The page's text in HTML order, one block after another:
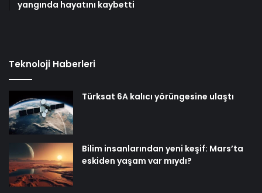
yangında hayatını kaybetti
Teknoloji Haberleri
Türksat 6A kalıcı yörüngesine ulaştı
Bilim insanlarından yeni keşif: Mars’ta
eskiden yaşam var mıydı?